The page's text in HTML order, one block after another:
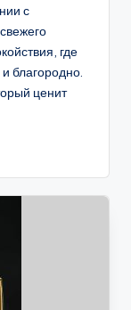
с
где
благородно.
ценит